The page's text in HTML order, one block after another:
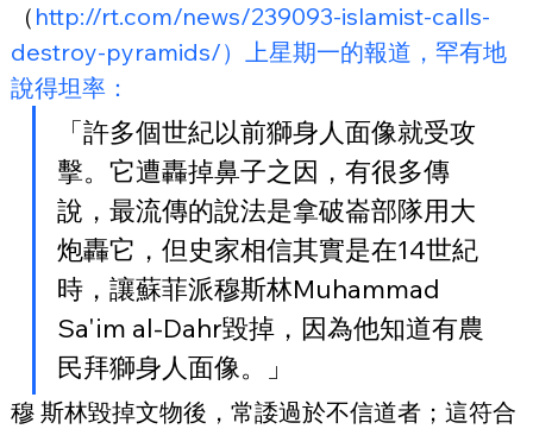
（ http://rt.com/news/239093-islamist-calls-
destroy-pyramids/）上星期一的報道，罕有地
說得坦率：
「許多個世紀以前獅身人面像就受攻
擊。它遭轟掉鼻子之因，有很多傳
說，最流傳的說法是拿破崙部隊用大
炮轟它，但史家相信其實是在14世紀
時，讓蘇菲派穆斯林Muhammad
Sa'im al-Dahr毀掉，因為他知道有農
民拜獅身人面像。」
穆 斯林毀掉文物後，常諉過於不信道者；這符合